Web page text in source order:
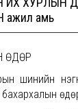
амь
ӨДӨР
шинийн